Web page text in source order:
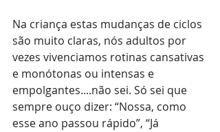
Na criança estas mudanças de ciclos
são muito claras, nós adultos por
vezes vivenciamos rotinas cansativas
e monótonas ou intensas e
empolgantes....não sei. Só sei que
sempre ouço dizer: “Nossa, como
esse ano passou rápido”, “Já